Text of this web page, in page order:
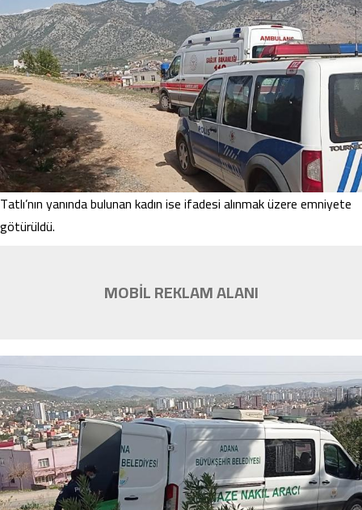
Tatlı’nın yanında bulunan kadın ise ifadesi alınmak üzere emniyete
götürüldü.
MOBİL REKLAM ALANI